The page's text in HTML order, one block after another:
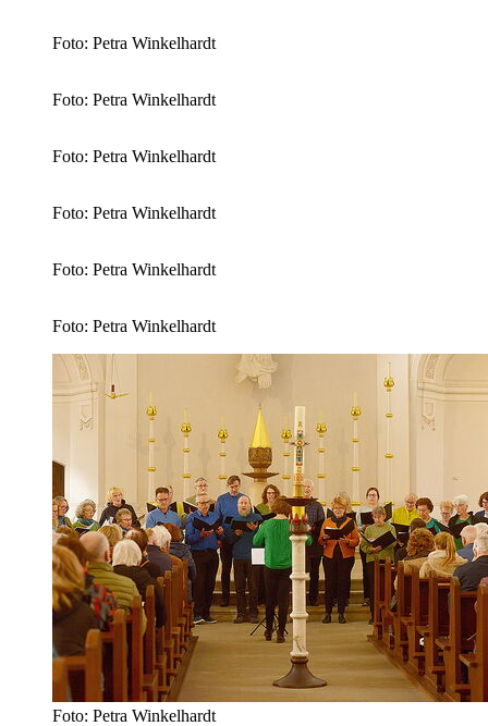
Foto: Petra Winkelhardt
Foto: Petra Winkelhardt
Foto: Petra Winkelhardt
Foto: Petra Winkelhardt
Foto: Petra Winkelhardt
Foto: Petra Winkelhardt
Foto: Petra Winkelhardt